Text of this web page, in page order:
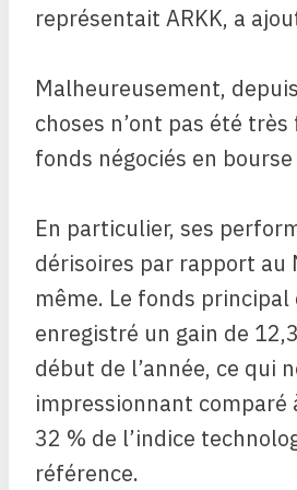
représentait ARKK, a
Malheureusement,
choses n’ont pas été
fonds négociés en bourse
En particulier, ses
dérisoires par rapport au
même. Le fonds principal
enregistré un gain de
début de l’année, ce qui
impressionnant comparé
32 % de l’indice
référence.